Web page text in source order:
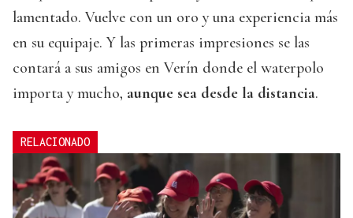
lamentado. Vuelve con un oro y una experiencia más
en su equipaje. Y las primeras impresiones se las
contará a sus amigos en Verín donde el waterpolo
importa y mucho, aunque sea desde la distancia.
RELACIONADO